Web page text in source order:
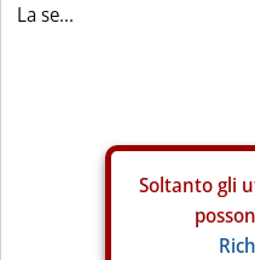
La se...
Soltanto gli